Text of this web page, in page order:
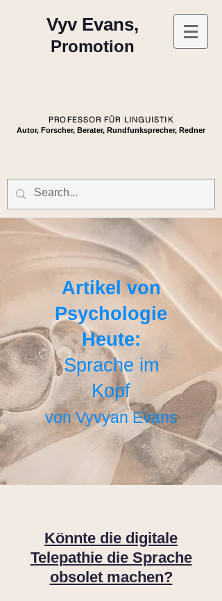
Vyv Evans,
Promotion
PROFESSOR FÜR LINGUISTIK
Autor, Forscher, Berater, Rundfunksprecher, Redner
Artikel von
Psychologie
Heute:
Sprache im
Kopf
von Vyvyan Evans
Könnte die digitale
Telepathie die Sprache
obsolet machen?